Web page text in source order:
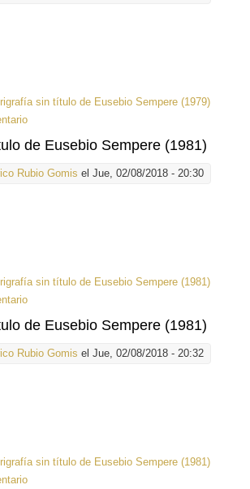
sin título de Eusebio Sempere (1979)
de Eusebio Sempere (1981)
Rubio Gomis el Jue, 02/08/2018 - 20:30
sin título de Eusebio Sempere (1981)
de Eusebio Sempere (1981)
Rubio Gomis el Jue, 02/08/2018 - 20:32
sin título de Eusebio Sempere (1981)